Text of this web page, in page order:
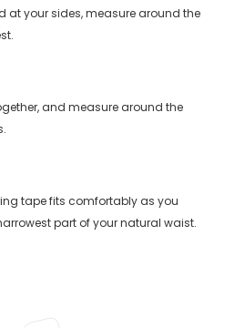
at your sides, measure around the
and measure around the
tape fits comfortably as you
part of your natural waist.